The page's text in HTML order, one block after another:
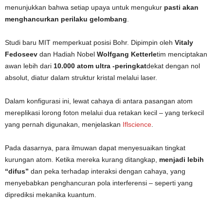
menunjukkan bahwa setiap upaya untuk mengukur pasti akan
menghancurkan perilaku gelombang
Studi baru MIT memperkuat posisi Bohr. Dipimpin oleh Vitaly
Fedoseev dan Hadiah Nobel Wolfgang Ketterletim menciptakan
awan lebih dari 10.000 atom ultra -peringkatdekat dengan nol
absolut, diatur dalam struktur kristal melalui laser.
Dalam konfigurasi ini, lewat cahaya di antara pasangan atom
mereplikasi lorong foton melalui dua retakan kecil – yang terkecil
yang pernah digunakan, menjelaskan Iflscience
Pada dasarnya, para ilmuwan dapat menyesuaikan tingkat
kurungan atom. Ketika mereka kurang ditangkap, menjadi lebih
“difus” dan peka terhadap interaksi dengan cahaya, yang
menyebabkan penghancuran pola interferensi – seperti yang
diprediksi mekanika kuantum.